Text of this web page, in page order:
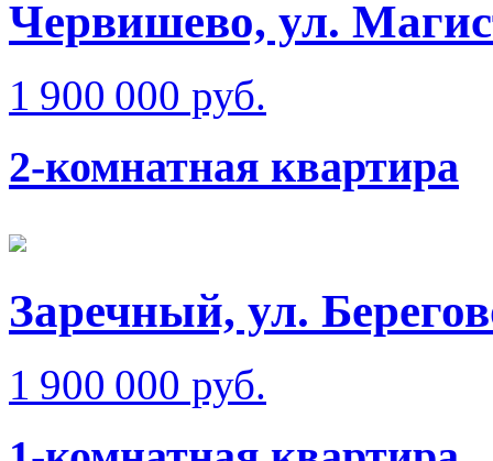
Червишево, ул.
1 900 000 руб.
2-комнатная квартира
Заречный, ул.
1 900 000 руб.